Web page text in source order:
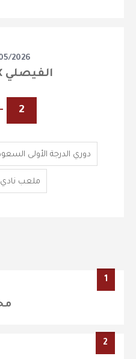
2026
البكيرية X الفيصلي
- 2
دوري الدرجة الأولى
ملعب نادي
1
2